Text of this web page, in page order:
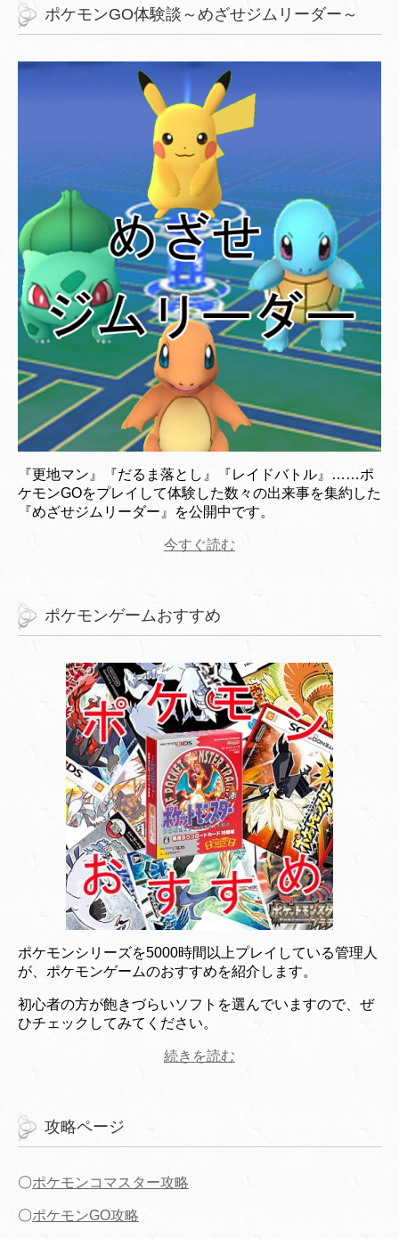
ポケモンGO体験談～めざせジムリーダー～
『更地マン』『だるま落とし』『レイドバトル』……ポ
ケモンGOをプレイして体験した数々の出来事を集約した
『めざせジムリーダー』を公開中です。
今すぐ読む
ポケモンゲームおすすめ
ポケモンシリーズを5000時間以上プレイしている管理人
が、ポケモンゲームのおすすめを紹介します。
初心者の方が飽きづらいソフトを選んでいますので、ぜ
ひチェックしてみてください。
続きを読む
攻略ページ
〇ポケモンコマスター攻略
〇ポケモンGO攻略